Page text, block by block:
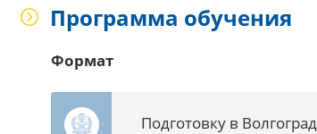
Программа обучения
Формат
Подготовку в